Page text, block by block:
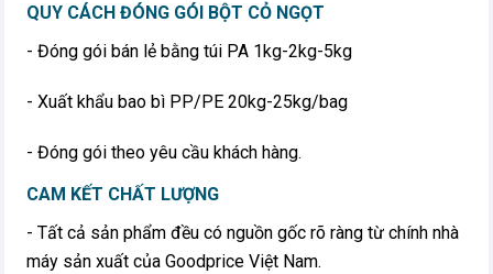
QUY CÁCH ĐÓNG GÓI BỘT CỎ NGỌT
- Đóng gói bán lẻ bằng túi PA 1kg-2kg-5kg
- Xuất khẩu bao bì PP/PE 20kg-25kg/bag
- Đóng gói theo yêu cầu khách hàng.
CAM KẾT CHẤT LƯỢNG
- Tất cả sản phẩm đều có nguồn gốc rõ ràng từ chính nhà
máy sản xuất của Goodprice Việt Nam.